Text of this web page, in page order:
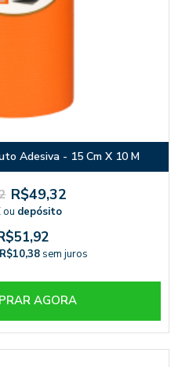
Adesiva - 15 Cm X 10 M
R$49,32
ou depósito
R$10,38 sem juros
AGORA